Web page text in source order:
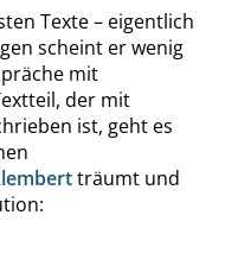
Texte – eigentlich
scheint er wenig
mit
der mit
ist, geht es
träumt und